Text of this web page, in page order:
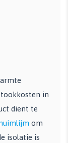
in
dient te
om
isolatie is